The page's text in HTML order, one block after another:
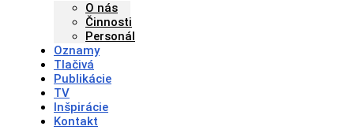
O nás
Činnosti
Personál
Oznamy
Tlačivá
Publikácie
TV
Inšpirácie
Kontakt